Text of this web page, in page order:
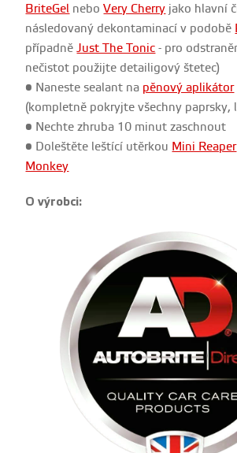
BriteGel neboVery Cherry jako hlavní
následovaný dekontaminací v podobě
případněJust The Tonic - pro
nečistot použijte detailigový štetec)
• Naneste sealant na pěnový aplikátor
(kompletně pokryjte všechny paprsky,
• Nechte zhruba 10 minut zaschnout
• Doleštěte leštící utěrkou Mini Reaper
Monkey
O výrobci: